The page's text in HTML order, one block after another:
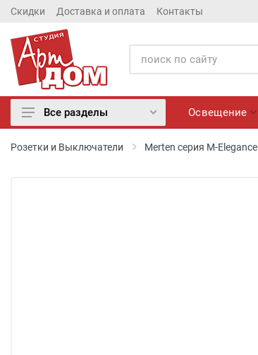
Скидки Доставка и оплата Контакты
Все разделы Освещение
Розетки и Выключатели Merten серия M-Elegance